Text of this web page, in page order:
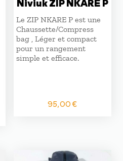
Le ZIP NKARE P est une
Chaussette/Compress
bag , Léger et compact
pour un rangement
simple et efficace.
95,00€